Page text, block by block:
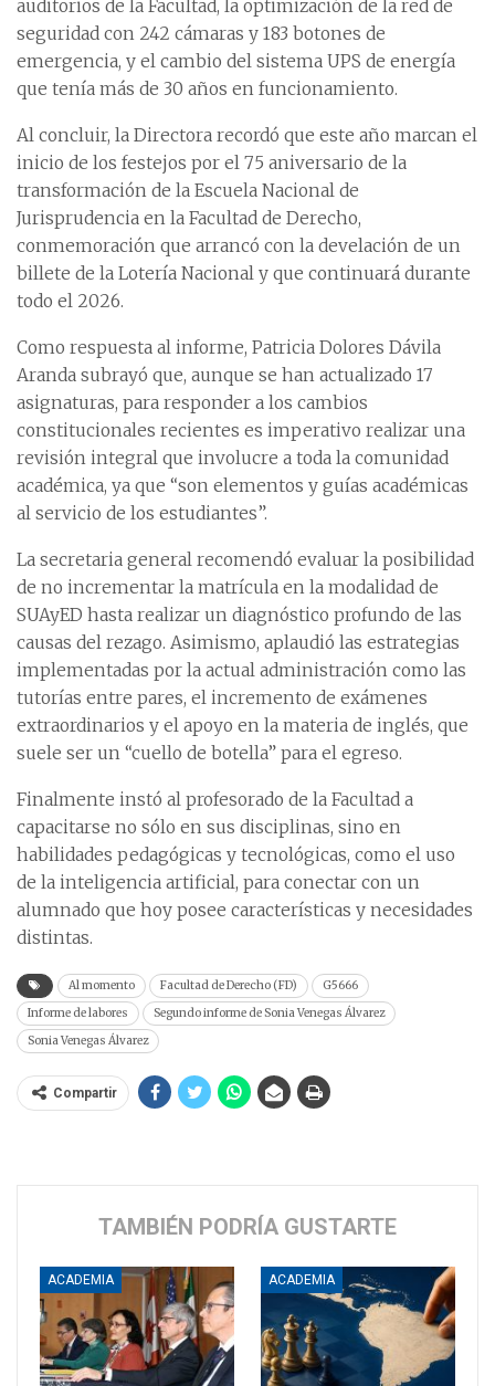
auditorios de la Facultad, la optimización de la red de
seguridad con 242 cámaras y 183 botones de
emergencia, y el cambio del sistema UPS de energía
que tenía más de 30 años en funcionamiento.
Al concluir, la Directora recordó que este año marcan el
inicio de los festejos por el 75 aniversario de la
transformación de la Escuela Nacional de
Jurisprudencia en la Facultad de Derecho,
conmemoración que arrancó con la develación de un
billete de la Lotería Nacional y que continuará durante
todo el 2026.
Como respuesta al informe, Patricia Dolores Dávila
Aranda subrayó que, aunque se han actualizado 17
asignaturas, para responder a los cambios
constitucionales recientes es imperativo realizar una
revisión integral que involucre a toda la comunidad
académica, ya que “son elementos y guías académicas
al servicio de los estudiantes”.
La secretaria general recomendó evaluar la posibilidad
de no incrementar la matrícula en la modalidad de
SUAyED hasta realizar un diagnóstico profundo de las
causas del rezago. Asimismo, aplaudió las estrategias
implementadas por la actual administración como las
tutorías entre pares, el incremento de exámenes
extraordinarios y el apoyo en la materia de inglés, que
suele ser un “cuello de botella” para el egreso.
Finalmente instó al profesorado de la Facultad a
capacitarse no sólo en sus disciplinas, sino en
habilidades pedagógicas y tecnológicas, como el uso
de la inteligencia artificial, para conectar con un
alumnado que hoy posee características y necesidades
distintas.
Al momento Facultad de Derecho (FD)
G5666
Informe de labores
Segundo informe de Sonia Venegas Álvarez
Sonia Venegas Álvarez
Compartir
TAMBIÉN PODRÍA GUSTARTE
ACADEMIA ACADEMIA